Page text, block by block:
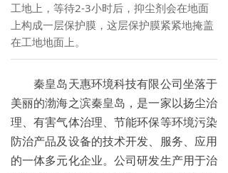
工地上，等待2-3小时后，抑尘剂会在地面
上构成一层保护膜，这层保护膜紧紧地掩盖
在工地地面上。
秦皇岛天惠环境科技有限公司坐落于
美丽的渤海之滨秦皇岛，是一家以扬尘治
理、有害气体治理、节能环保等环境污染
防治产品及设备的技术开发、服务、应用
的一体多元化企业。公司研发生产用于治